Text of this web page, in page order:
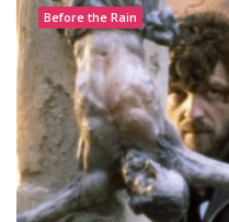
Before the Rain